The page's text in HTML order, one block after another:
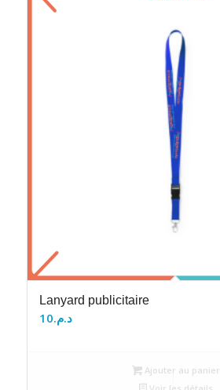
Lanyard publicitaire
د.م.10
Ajouter au panier